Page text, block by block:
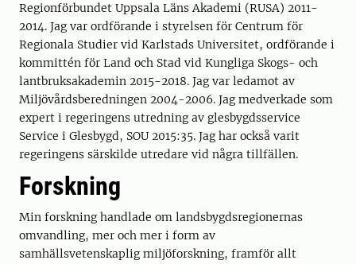
Regionförbundet Uppsala Läns Akademi (RUSA) 2011-
2014. Jag var ordförande i styrelsen för Centrum för
Regionala Studier vid Karlstads Universitet, ordförande i
kommittén för Land och Stad vid Kungliga Skogs- och
lantbruksakademin 2015-2018. Jag var ledamot av
Miljövårdsberedningen 2004-2006. Jag medverkade som
expert i regeringens utredning av glesbygdsservice
Service i Glesbygd, SOU 2015:35. Jag har också varit
regeringens särskilde utredare vid några tillfällen.
Forskning
Min forskning handlade om landsbygdsregionernas
omvandling, mer och mer i form av
samhällsvetenskaplig miljöforskning, framför allt